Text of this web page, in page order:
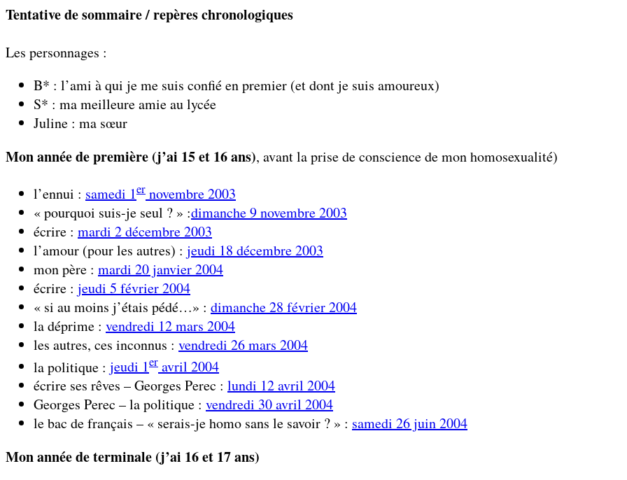
Tentative de sommaire / repères chronologiques
Les personnages :
B* : l’ami à qui je me suis confié en premier (et dont je suis amoureux)
S* : ma meilleure amie au lycée
Juline : ma sœur
Mon année de première (j’ai 15 et 16 ans), avant la prise de conscience de mon homosexualité)
l’ennui : samedi 1er novembre 2003
« pourquoi suis-je seul ? » :dimanche 9 novembre 2003
écrire : mardi 2 décembre 2003
l’amour (pour les autres) : jeudi 18 décembre 2003
mon père : mardi 20 janvier 2004
écrire : jeudi 5 février 2004
« si au moins j’étais pédé…» : dimanche 28 février 2004
la déprime : vendredi 12 mars 2004
les autres, ces inconnus : vendredi 26 mars 2004
la politique : jeudi 1er avril 2004
écrire ses rêves – Georges Perec : lundi 12 avril 2004
Georges Perec – la politique : vendredi 30 avril 2004
le bac de français – « serais-je homo sans le savoir ? » : samedi 26 juin 2004
Mon année de terminale (j’ai 16 et 17 ans)